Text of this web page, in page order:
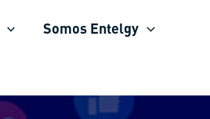
Somos Entelgy